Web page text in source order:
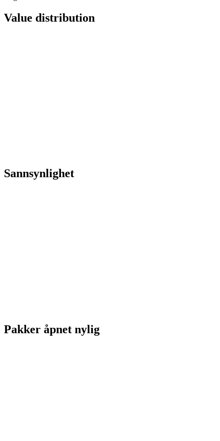
Value distribution
Sannsynlighet
Pakker åpnet nylig